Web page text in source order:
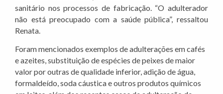
sanitário nos processos de fabricação. “O adulterador
não está preocupado com a saúde pública”, ressaltou
Renata.
Foram mencionados exemplos de adulterações em cafés
e azeites, substituição de espécies de peixes de maior
valor por outras de qualidade inferior, adição de água,
formaldeído, soda cáustica e outros produtos químicos